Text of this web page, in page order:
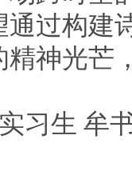
过构建
神光芒
习生 牟